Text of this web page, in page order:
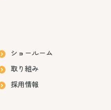
ショールーム
取り組み
採用情報